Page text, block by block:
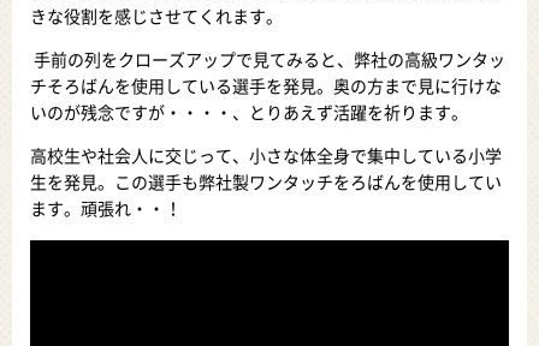
きな役割を感じさせてくれます。
手前の列をクローズアップで見てみると、弊社の高級ワンタッ
チそろばんを使用している選手を発見。奥の方まで見に行けな
いのが残念ですが・・・・、とりあえず活躍を祈ります。
高校生や社会人に交じって、小さな体全身で集中している小学
生を発見。この選手も弊社製ワンタッチをろばんを使用してい
ます。頑張れ・・！